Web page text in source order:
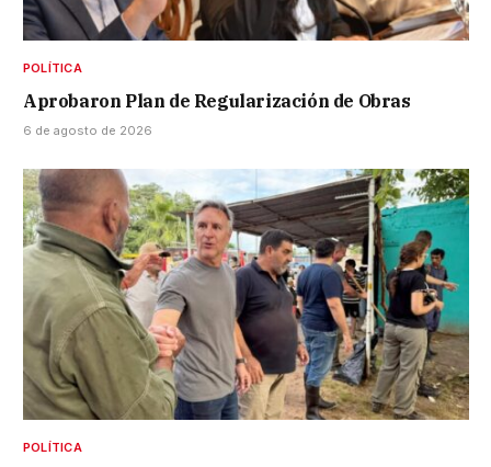
POLÍTICA
Aprobaron Plan de Regularización de Obras
6 de agosto de 2026
POLÍTICA